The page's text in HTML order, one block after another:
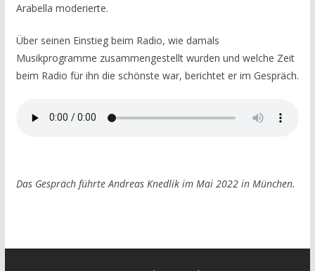
Arabella moderierte.
Über seinen Einstieg beim Radio, wie damals
Musikprogramme zusammengestellt wurden und welche Zeit
beim Radio für ihn die schönste war, berichtet er im Gespräch.
Das Gespräch führte Andreas Knedlik im Mai 2022 in München.